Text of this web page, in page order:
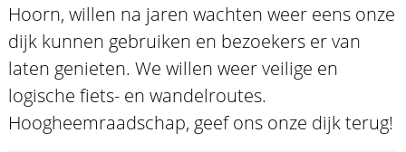
Hoorn, willen na jaren wachten weer eens onze
dijk kunnen gebruiken en bezoekers er van
laten genieten. We willen weer veilige en
logische fiets- en wandelroutes.
Hoogheemraadschap, geef ons onze dijk terug!